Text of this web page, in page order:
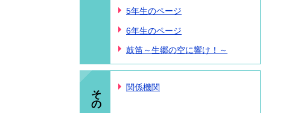
5年生のページ
6年生のページ
鼓笛～生郷の空に響け！～
その他 関係機関